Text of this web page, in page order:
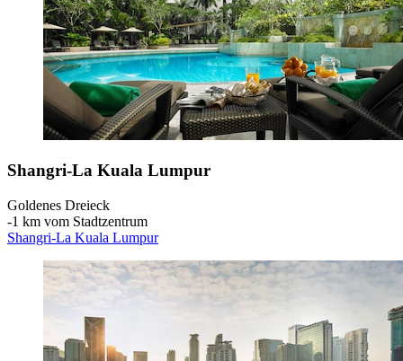
Shangri-La Kuala Lumpur
Goldenes Dreieck
‐1 km vom Stadtzentrum
Shangri-La Kuala Lumpur